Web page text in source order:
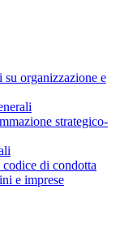
organizzazione e
strategico-
di condotta
e imprese